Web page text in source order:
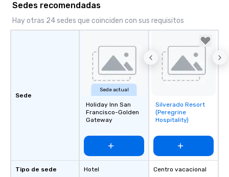
Sedes recomendadas
Hay otras 24 sedes que coinciden con sus requisitos
Sede
Tipo de sede
Sede actual
Holiday Inn San
Francisco-Golden
Gateway
Hotel
Removed from
favorites
Silverado Resort
(Peregrine
Hospitality)
Centro vacacional